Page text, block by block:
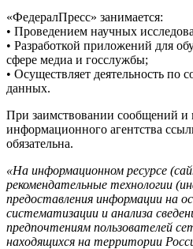
«ФедералПресс» занимается:
• Проведением научных
• Разработкой приложений для
сфере медиа и госслужбы;
• Осуществляет деятельность по
данных.
При заимствовании сообщений и
информационного агентства
обязательна.
«На информационном ресурсе
рекомендательные технологии
предоставления информации на
систематизации и анализа
предпочтениям пользователей
находящихся на территории